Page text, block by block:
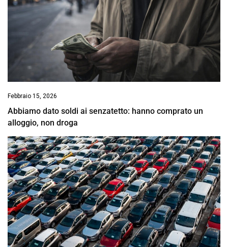
Febbraio 15, 2026
Abbiamo dato soldi ai senzatetto: hanno comprato un
alloggio, non droga